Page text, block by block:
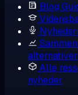
Blog
Alle
nyheder